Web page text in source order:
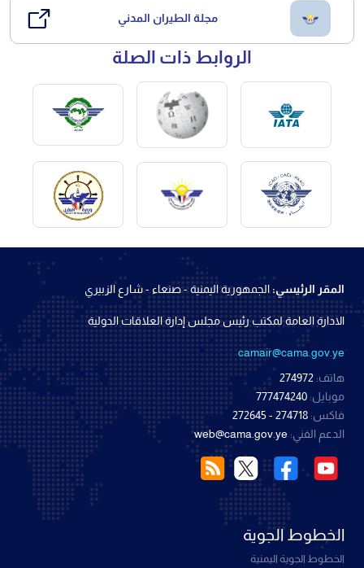
مجلة الطيران المدني
الروابط ذات الصلة
المقر الرئيسي:الجمهورية اليمنية - صنعاء - شارع الزبيري
الادارة العامة لمكتب رئيس مجلس إدارة العلاقات الدولية
camair@cama.gov.ye
هاتف: 274972
موبايل: 777474240
فاكس: 274718 - 272645
الدعم الفني: web@cama.gov.ye
الخطوط الجوية
الخطوط الجوية اليمنية